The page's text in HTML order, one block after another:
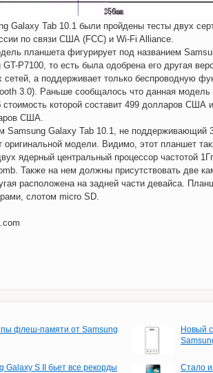
Galaxy Tab 10.1 были пройдены тесты двух
по связи США (FCC) и Wi-Fi Alliance.
планшета фигурирует под названием
P7100, то есть была одобрена его другая
сетей, а поддерживает только беспроводную
3.0). Раньше сообщалось что данная
стоимость которой составит 499 долларов США
США.
Samsung Galaxy Tab 10.1, не поддерживающий
оригинальной модели. Видимо, этот планшет
ядерный центральный процессор частотой
Также на нем должны присутствовать две
расположена на задней части девайса.
слотом micro SD.
флеш-памяти от Samsung
Новый
Galaxy S II бьет все рекорды
Стало